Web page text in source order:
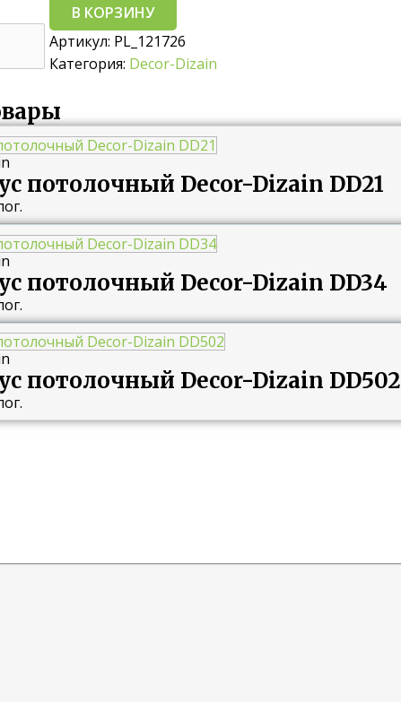
В КОРЗИНУ
Артикул: PL_121726
Категория: Decor-Dizain
потолочный Decor-Dizain DD21
потолочный Decor-Dizain DD34
потолочный Decor-Dizain DD502